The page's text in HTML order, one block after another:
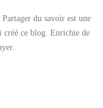
du savoir est une
créé ce blog. Enrichie de